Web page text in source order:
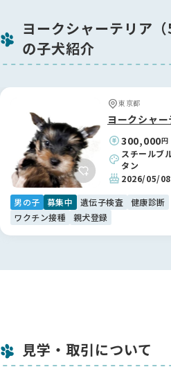
今回は子犬ではなく、落ち着いた
とにしましたが、その落ち着いた
場一致で「この子だ！」と確信し
ダーから具体的で的確なアドバ
り家族に溶け込んでいます。お
でも相談できるプロフェッショ
は、何物にも代えがたい安心感
とうございました！✨
【BreederFamiliesへ】
命の背景まで考えたい方に。真の
「自分の迎え方が、ワンちゃんの
基準が明確で、ワンちゃんへのリ
ブリーダーさん紹介の一言一言に
ヨークシャーテリア
の子犬紹介
東京都
ヨークシャ
300,000円
スチールブ
タン
2026/05/08
男の子 募集中 遺伝子検査
健康診断
ワクチン接種
親犬登録
見学・取引について